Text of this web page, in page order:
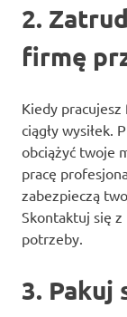
2.
firmę
Kiedy
ciągły wysiłek.
obciążyć twoje
pracę
zabezpieczą
Skontaktuj się
potrzeby.
3. Pakuj